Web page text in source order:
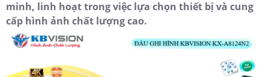
minh, linh hoạt trong việc lựa chọn thiết bị và cung
cấp hình ảnh chất lượng cao.